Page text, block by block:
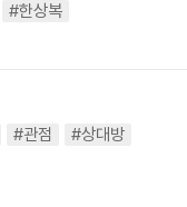
#한상복
#관점
#상대방